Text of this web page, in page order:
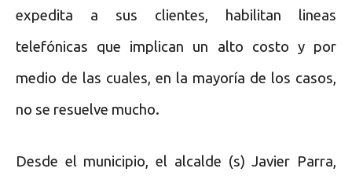
expedita a sus clientes, habilitan lineas
telefónicas que implican un alto costo y por
medio de las cuales, en la mayoría de los casos,
no se resuelve mucho.
Desde el municipio, el alcalde (s) Javier Parra,